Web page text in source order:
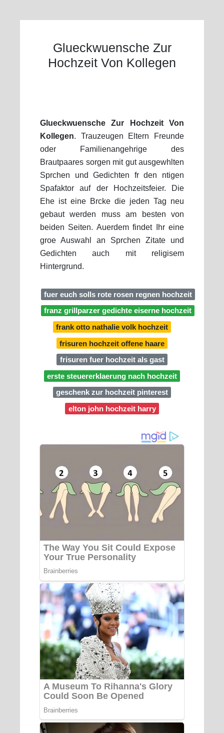
Glueckwuensche Zur
Hochzeit Von Kollegen
Glueckwuensche Zur Hochzeit Von
Kollegen. Trauzeugen Eltern Freunde
oder Familienangehrige des
Brautpaares sorgen mit gut ausgewhlten
Sprchen und Gedichten fr den ntigen
Spafaktor auf der Hochzeitsfeier. Die
Ehe ist eine Brcke die jeden Tag neu
gebaut werden muss am besten von
beiden Seiten. Auerdem findet Ihr eine
groe Auswahl an Sprchen Zitate und
Gedichten auch mit religisem
Hintergrund.
fuer euch solls rote rosen regnen hochzeit
franz grillparzer gedichte eiserne hochzeit
frank otto nathalie volk hochzeit
frisuren hochzeit offene haare
frisuren fuer hochzeit als gast
erste steuererklaerung nach hochzeit
geschenk zur hochzeit pinterest
elton john hochzeit harry